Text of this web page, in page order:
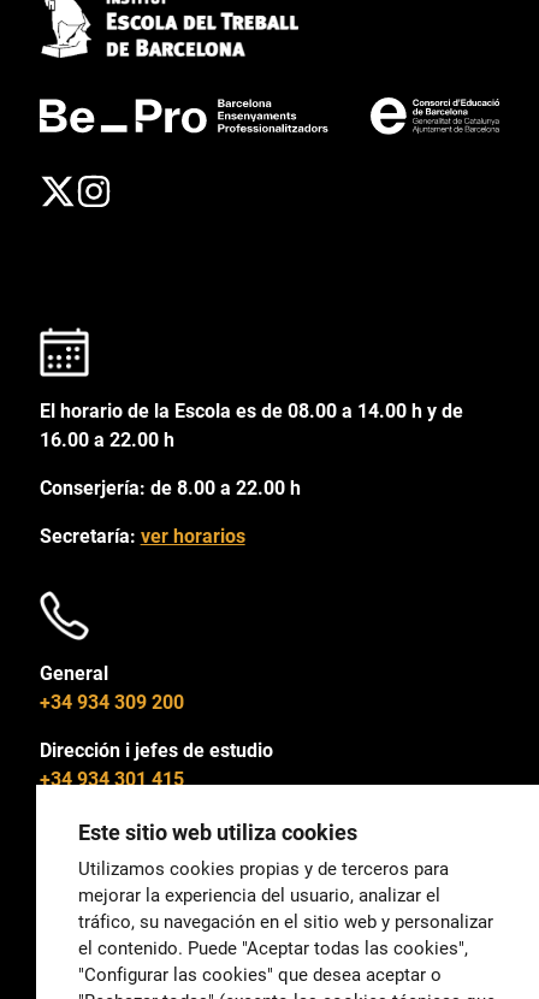
El horario de la Escola es de 08.00 a 14.00 h y de
16.00 a 22.00 h
Conserjería: de 8.00 a 22.00 h
Secretaría: ver horarios
General
+34 934 309 200
Dirección i jefes de estudio
+34 934 301 415
General
correu@escoladeltreball.org
Información
Este sitio web utiliza cookies
Utilizamos cookies propias y de terceros para
mejorar la experiencia del usuario, analizar el
tráfico, su navegación en el sitio web y personalizar
el contenido. Puede "Aceptar todas las cookies",
"Configurar las cookies" que desea aceptar o